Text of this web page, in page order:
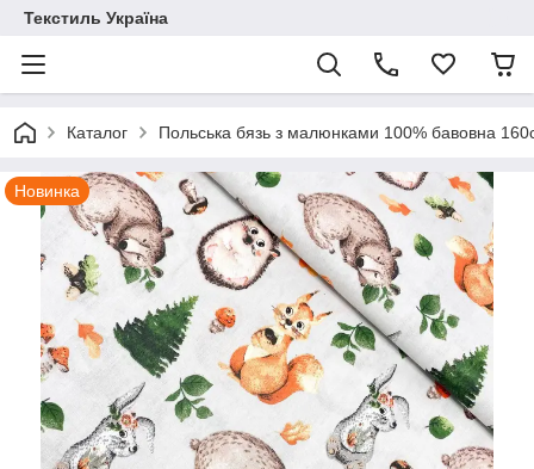
Текстиль Україна
Каталог Польська бязь з малюнками 100% бавовна
Новинка